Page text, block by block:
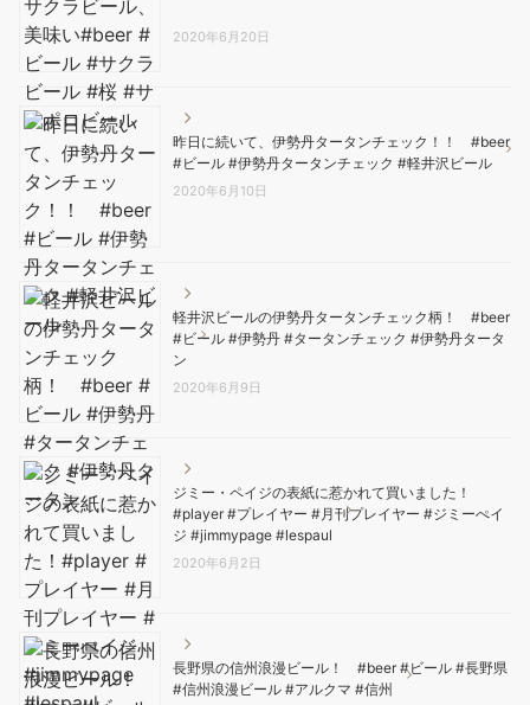
2020年6月20日
昨日に続いて、伊勢丹タータンチェック！！ #beer
#ビール #伊勢丹タータンチェック #軽井沢ビール
2020年6月10日
軽井沢ビールの伊勢丹タータンチェック柄！ #beer
#ビール #伊勢丹 #タータンチェック #伊勢丹タータ
ン
2020年6月9日
ジミー・ペイジの表紙に惹かれて買いました！
#player #プレイヤー #月刊プレイヤー #ジミーぺイ
ジ #jimmypage #lespaul
2020年6月2日
長野県の信州浪漫ビール！ #beer #ビール #長野県
#信州浪漫ビール #アルクマ #信州